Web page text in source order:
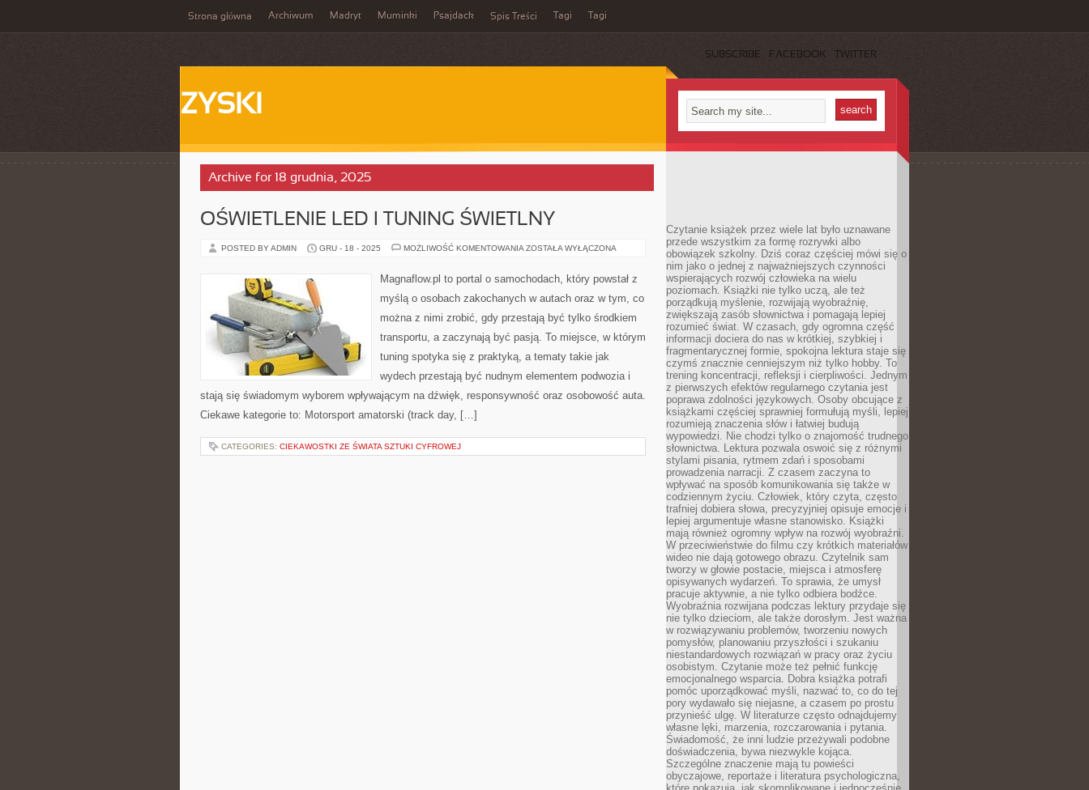
Strona główna Archiwum Madryt Muminki Psajdack Spis Treści Tagi Tagi
SUBSCRIBE FACEBOOK TWITTER
ZYSKI
Archive for 18 grudnia, 2025
OŚWIETLENIE LED I TUNING ŚWIETLNY
POSTED BY ADMIN GRU - 18 - 2025 MOŻLIWOŚĆ KOMENTOWANIA OŚWIETLENIE
TUNING
ŚWIETLNY
ZOSTAŁA WYŁĄCZONA
Magnaflow.pl to portal o samochodach, który powstał z
myślą o osobach zakochanych w autach oraz w tym, co
można z nimi zrobić, gdy przestają być tylko środkiem
transportu, a zaczynają być pasją. To miejsce, w którym
tuning spotyka się z praktyką, a tematy takie jak
wydech przestają być nudnym elementem podwozia i
stają się świadomym wyborem wpływającym na dźwięk, responsywność oraz osobowość auta.
Ciekawe kategorie to: Motorsport amatorski (track day, […]
CATEGORIES: CIEKAWOSTKI ZE ŚWIATA SZTUKI CYFROWEJ
Czytanie książek przez wiele lat było uznawane
przede wszystkim za formę rozrywki albo
obowiązek szkolny. Dziś coraz częściej mówi się o
nim jako o jednej z najważniejszych czynności
wspierających rozwój człowieka na wielu
poziomach. Książki nie tylko uczą, ale też
porządkują myślenie, rozwijają wyobraźnię,
zwiększają zasób słownictwa i pomagają lepiej
rozumieć świat. W czasach, gdy ogromna część
informacji dociera do nas w krótkiej, szybkiej i
fragmentarycznej formie, spokojna lektura staje się
czymś znacznie cenniejszym niż tylko hobby. To
trening koncentracji, refleksji i cierpliwości. Jednym
z pierwszych efektów regularnego czytania jest
poprawa zdolności językowych. Osoby obcujące z
książkami częściej sprawniej formułują myśli, lepiej
rozumieją znaczenia słów i łatwiej budują
wypowiedzi. Nie chodzi tylko o znajomość trudnego
słownictwa. Lektura pozwala oswoić się z różnymi
stylami pisania, rytmem zdań i sposobami
prowadzenia narracji. Z czasem zaczyna to
wpływać na sposób komunikowania się także w
codziennym życiu. Człowiek, który czyta, często
trafniej dobiera słowa, precyzyjniej opisuje emocje i
lepiej argumentuje własne stanowisko. Książki
mają również ogromny wpływ na rozwój wyobraźni.
W przeciwieństwie do filmu czy krótkich materiałów
wideo nie dają gotowego obrazu. Czytelnik sam
tworzy w głowie postacie, miejsca i atmosferę
opisywanych wydarzeń. To sprawia, że umysł
pracuje aktywnie, a nie tylko odbiera bodźce.
Wyobraźnia rozwijana podczas lektury przydaje się
nie tylko dzieciom, ale także dorosłym. Jest ważna
w rozwiązywaniu problemów, tworzeniu nowych
pomysłów, planowaniu przyszłości i szukaniu
niestandardowych rozwiązań w pracy oraz życiu
osobistym. Czytanie może też pełnić funkcję
emocjonalnego wsparcia. Dobra książka potrafi
pomóc uporządkować myśli, nazwać to, co do tej
pory wydawało się niejasne, a czasem po prostu
przynieść ulgę. W literaturze często odnajdujemy
własne lęki, marzenia, rozczarowania i pytania.
Świadomość, że inni ludzie przeżywali podobne
doświadczenia, bywa niezwykle kojąca.
Szczególne znaczenie mają tu powieści
obyczajowe, reportaże i literatura psychologiczna,